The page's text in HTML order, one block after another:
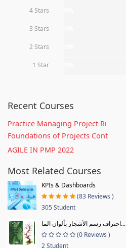
4 Stars
3 Stars
2 Stars
1 Star
Recent Courses
Practice Managing Project Ri
Foundations of Projects Cont
AGILE IN PMP 2022
Most Related Courses
KPIs & Dashboards
(83 Reviews )
305 Student
احتراف رسم الأشجار بألوان الما...
(0 Reviews )
2 Student